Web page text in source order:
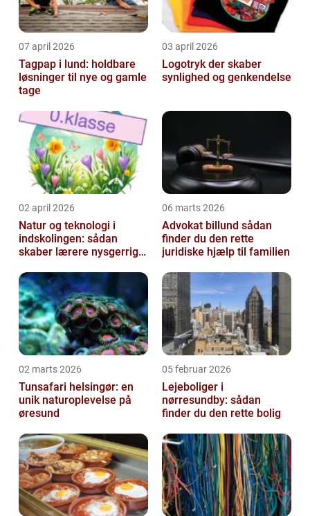
07 april 2026
Tagpap i lund: holdbare
løsninger til nye og gamle
tage
03 april 2026
Logotryk der skaber
synlighed og genkendelse
02 april 2026
Natur og teknologi i
indskolingen: sådan
skaber lærere nysgerrige
06 marts 2026
Advokat billund sådan
finder du den rette
juridiske hjælp til familien
02 marts 2026
Tunsafari helsingør: en
unik naturoplevelse på
øresund
05 februar 2026
Lejeboliger i
nørresundby: sådan
finder du den rette bolig